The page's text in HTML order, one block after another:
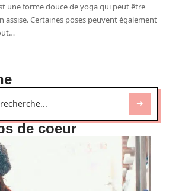
une forme douce de yoga qui peut être
assise. Certaines poses peuvent également
…
de coeur